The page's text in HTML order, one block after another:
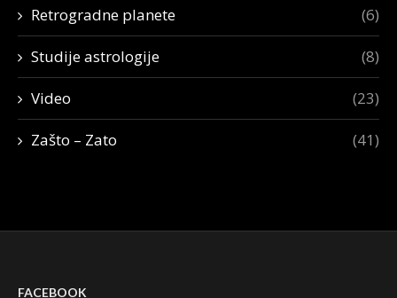
Retrogradne planete (6)
Studije astrologije (8)
Video (23)
Zašto – Zato (41)
FACEBOOK